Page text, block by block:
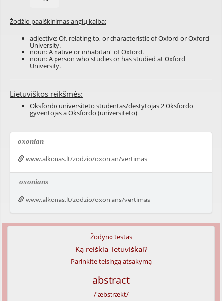
Žodžio paaiškinimas anglų kalba:
adjective: Of, relating to, or characteristic of Oxford or Oxford
University.
noun: A native or inhabitant of Oxford.
noun: A person who studies or has studied at Oxford
University.
Lietuviškos reikšmės:
Oksfordo universiteto studentas/dėstytojas 2 Oksfordo
gyventojas a Oksfordo (universiteto)
oxonian
www.alkonas.lt/zodzio/oxonian/vertimas
oxonians
www.alkonas.lt/zodzio/oxonians/vertimas
Žodyno testas
Ką reiškia lietuviškai?
Parinkite teisingą atsakymą
abstract
/'æbstrækt/